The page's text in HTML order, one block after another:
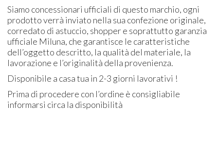
Siamo concessionari ufficiali di questo marchio, ogni
prodotto verrà inviato nella sua confezione originale,
corredato di astuccio, shopper e soprattutto garanzia
ufficiale Miluna, che garantisce le caratteristiche
dell’oggetto descritto, la qualità del materiale, la
lavorazione e l’originalità della provenienza.
Disponibile a casa tua in 2-3 giorni lavorativi !
Prima di procedere con l’ordine è consigliabile
informarsi circa la disponibilità